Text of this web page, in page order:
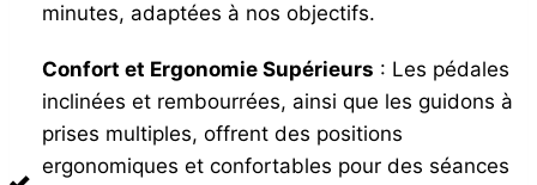
minutes, adaptées à nos objectifs.
Confort et Ergonomie Supérieurs : Les pédales
inclinées et rembourrées, ainsi que les guidons à
prises multiples, offrent des positions
ergonomiques et confortables pour des séances